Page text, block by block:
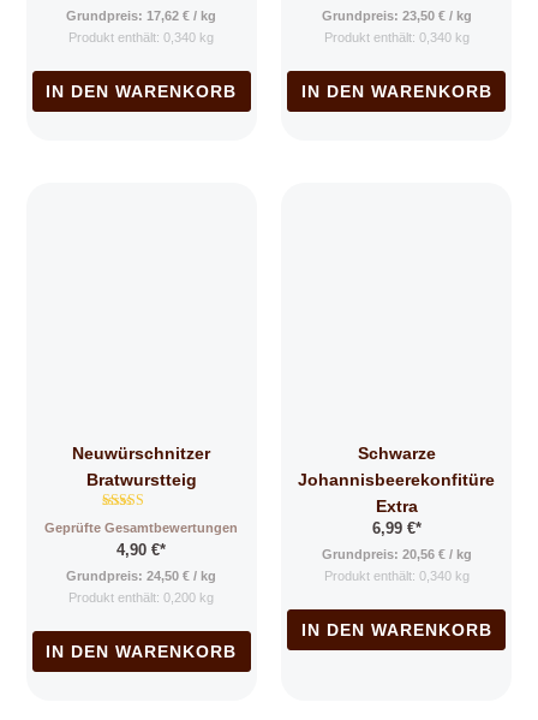
Grundpreis: 17,62€ / kg
Produkt enthält: 0,340 kg
IN DEN WARENKORB
Grundpreis: 23,50 €/ kg
Produkt enthält: 0,340 kg
IN DEN WARENKORB
Neuwürschnitzer
Bratwurstteig
Bewertet mit
4.78
von 5
Geprüfte Gesamtbewertungen
4,90€*
Grundpreis:24,50€ / kg
Produkt enthält: 0,200 kg
IN DEN WARENKORB
Schwarze
Johannisbeerekonfitüre
Extra
6,99 €*
Grundpreis: 20,56 €/ kg
Produkt enthält: 0,340 kg
IN DEN WARENKORB